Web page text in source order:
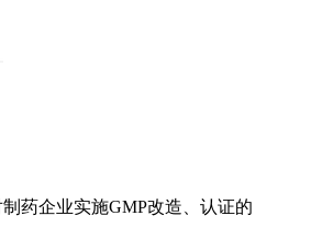
药企业实施GMP改造、认证的